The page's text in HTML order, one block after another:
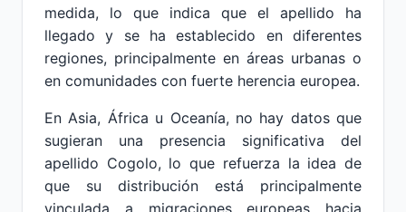
medida, lo que indica que el apellido ha
llegado y se ha establecido en diferentes
regiones, principalmente en áreas urbanas o
en comunidades con fuerte herencia europea.
En Asia, África u Oceanía, no hay datos que
sugieran una presencia significativa del
apellido Cogolo, lo que refuerza la idea de
que su distribución está principalmente
vinculada a migraciones europeas hacia